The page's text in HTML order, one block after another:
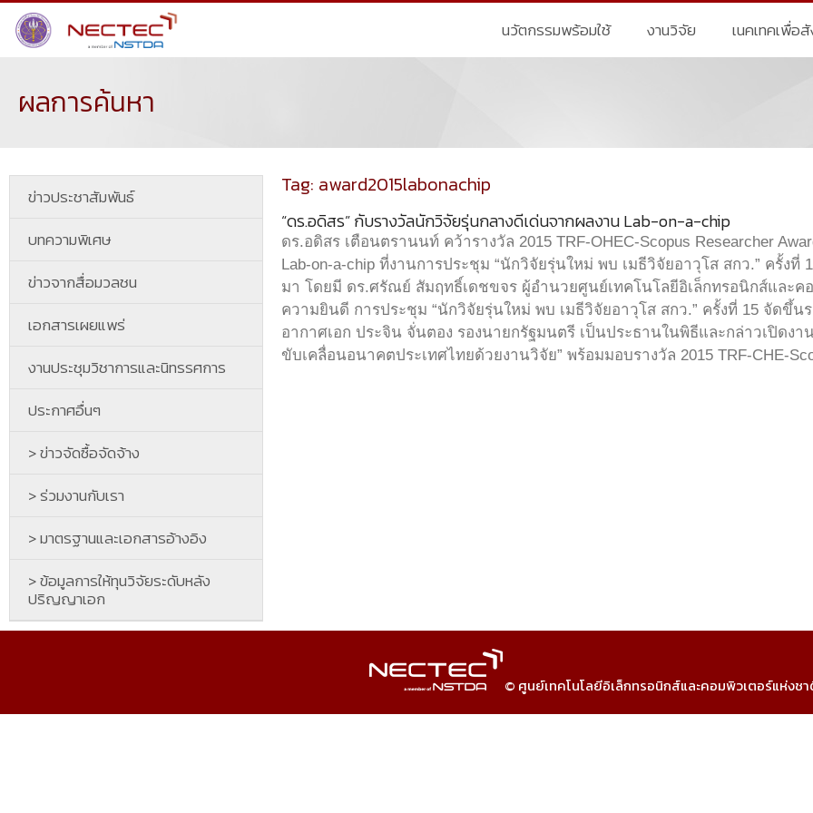
นวัตกรรมพร้อมใช้ งานวิจัย เนคเทคเพื่อ
ผลการค้นหา
ข่าวประชาสัมพันธ์
บทความพิเศษ
ข่าวจากสื่อมวลชน
เอกสารเผยแพร่
งานประชุมวิชาการและนิทรรศการ
ประกาศอื่นๆ
> ข่าวจัดซื้อจัดจ้าง
> ร่วมงานกับเรา
> มาตรฐานและเอกสารอ้างอิง
> ข้อมูลการให้ทุนวิจัยระดับหลัง
ปริญญาเอก
Tag: award2015labonachip
“ดร.อดิสร” กับรางวัลนักวิจัยรุ่นกลางดีเด่นจากผลงาน Lab-on-a-chip
ดร.อดิสร เตือนตรานนท์ คว้ารางวัล 2015 TRF-OHEC-Scopus Researcher
Lab-on-a-chip ที่งานการประชุม “นักวิจัยรุ่นใหม่ พบ เมธีวิจัยอาวุโส สกว.” ครั้งที่
มา โดยมี ดร.ศรัณย์ สัมฤทธิ์เดชขจร ผู้อำนวยศูนย์เทคโนโลยีอิเล็กทรอนิกส์และค
ความยินดี การประชุม “นักวิจัยรุ่นใหม่ พบ เมธีวิจัยอาวุโส สกว.” ครั้งที่ 15 จัดขึ้น
อากาศเอก ประจิน จั่นตอง รองนายกรัฐมนตรี เป็นประธานในพิธีและกล่าวเปิดงา
ขับเคลื่อนอนาคตประเทศไทยด้วยงานวิจัย” พร้อมมอบรางวัล 2015 TRF-CHE-
© ศูนย์เทคโนโลยีอิเล็กทรอนิกส์และคอมพิวเตอร์แห่งชา